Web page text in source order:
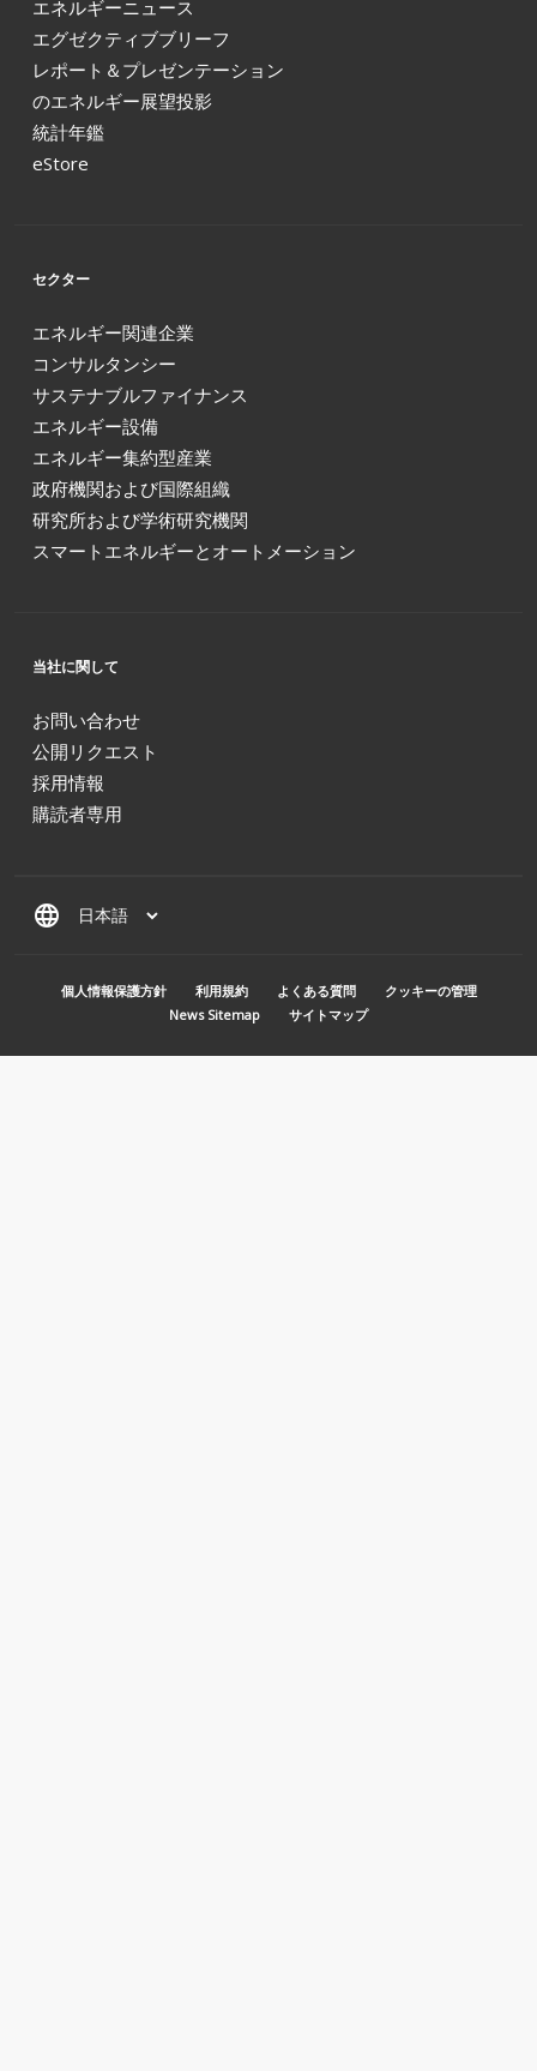
エネルギーニュース
エグゼクティブブリーフ
レポート＆プレゼンテーション
のエネルギー展望投影
統計年鑑
eStore
セクター
エネルギー関連企業
コンサルタンシー
サステナブルファイナンス
エネルギー設備
エネルギー集約型産業
政府機関および国際組織
研究所および学術研究機関
スマートエネルギーとオートメーション
当社に関して
お問い合わせ
公開リクエスト
採用情報
購読者専用
language
MENU PIED DE PAGE
個人情報保護方針 利用規約 よくある質問
クッキーの管理
News Sitemap
サイトマップ